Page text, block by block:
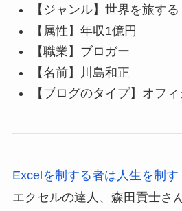
【ジャンル】世界を旅する
【属性】年収1億円
【職業】ブロガー
【名前】川島和正
【ブログのタイプ】オフ
Excelを制する者は人生を制す
エクセルの達人、森田貢士さ